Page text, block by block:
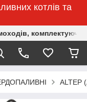
котлів та
ALTEP